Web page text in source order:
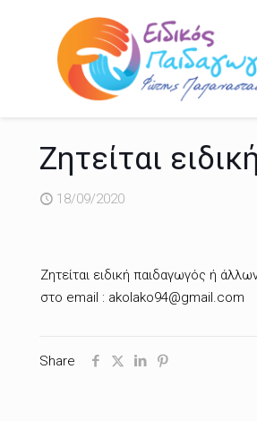
Ζητείται
18/09/2020
Ζητείται ειδική παιδαγωγός ή
στο email : akolako94@gmail.com
Share